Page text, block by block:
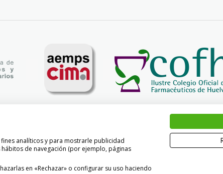
analíticos y para mostrarle publicidad
de navegación (por ejemplo, páginas
en «Rechazar» o configurar su uso haciendo